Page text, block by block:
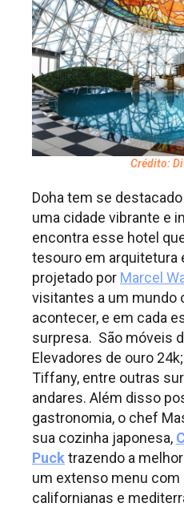
Crédito:
Doha tem se
uma cidade vibrante e
encontra esse hotel
tesouro em arquitetura
projetado por Marcel
visitantes a um mundo
acontecer, e em cada
surpresa. São móveis
Elevadores de ouro
Tiffany, entre outras
andares. Além disso
gastronomia, o chef
sua cozinha japonesa,
Puck trazendo a
um extenso menu
californianas e